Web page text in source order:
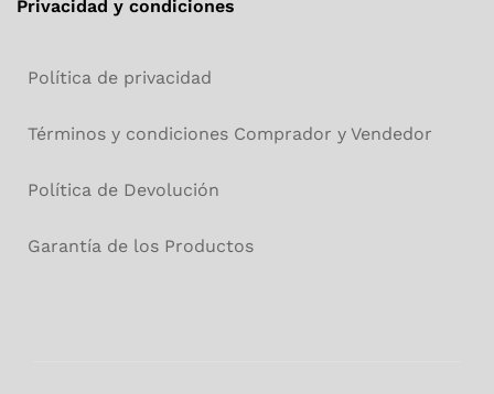
Privacidad y condiciones
Política de privacidad
Términos y condiciones Comprador y Vendedor
Política de Devolución
Garantía de los Productos